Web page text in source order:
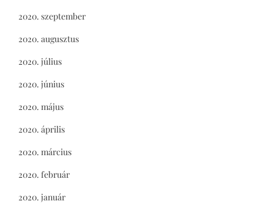
2020. szeptember
2020. augusztus
2020. július
2020. június
2020. május
2020. április
2020. március
2020. február
2020. január